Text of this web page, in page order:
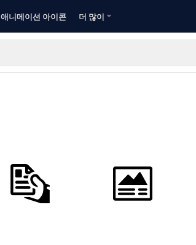
애니메이션 아이콘 더 많이